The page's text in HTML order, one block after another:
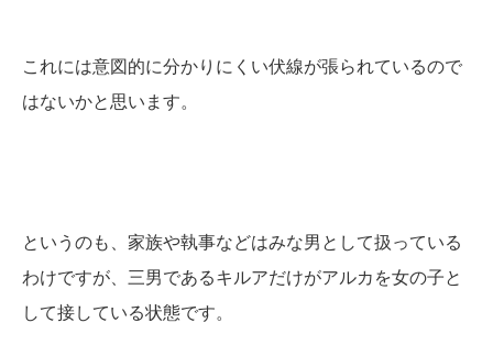
これには意図的に分かりにくい伏線が張られているので
はないかと思います。
というのも、家族や執事などはみな男として扱っている
わけですが、三男であるキルアだけがアルカを女の子と
して接している状態です。